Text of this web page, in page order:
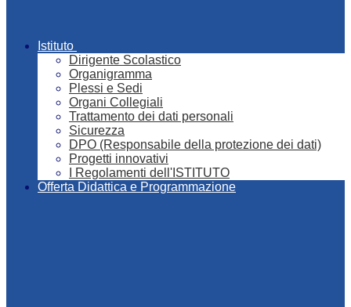
Istituto
Dirigente Scolastico
Organigramma
Plessi e Sedi
Organi Collegiali
Trattamento dei dati personali
Sicurezza
DPO (Responsabile della protezione dei dati)
Progetti innovativi
I Regolamenti dell'ISTITUTO
Offerta Didattica e Programmazione